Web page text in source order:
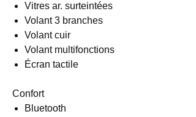
Vitres ar. surteintées
Volant 3 branches
Volant cuir
Volant multifonctions
Écran tactile
Confort
Bluetooth